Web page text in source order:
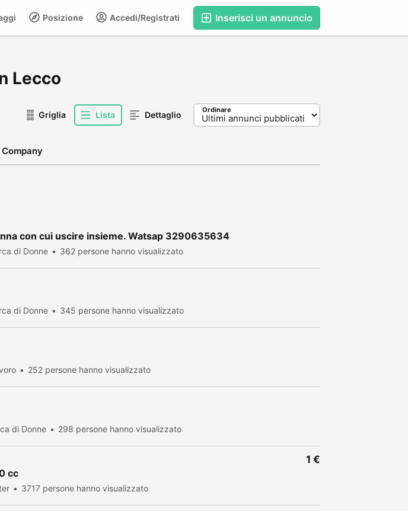
Inserisci un annuncio
Accedi/Registrati
Posizione
Lecco
Griglia Lista Dettaglio Ordinare
Company
con cui uscire insieme. Watsap 3290635634
di Donne 362 persone hanno visualizzato
di Donne 345 persone hanno visualizzato
252 persone hanno visualizzato
di Donne 298 persone hanno visualizzato
cc
3717 persone hanno visualizzato
1 €